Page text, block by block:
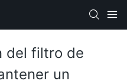
del filtro de
un